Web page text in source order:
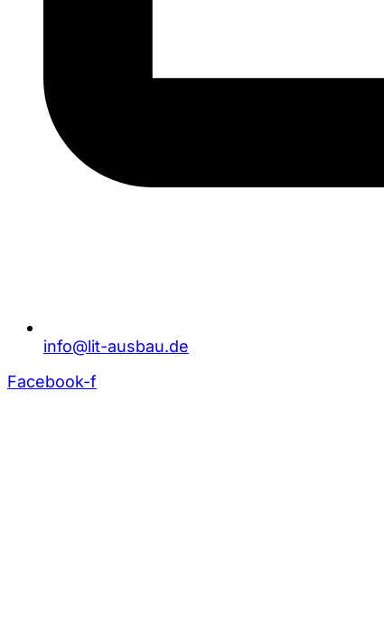
info@lit-ausbau.de
Facebook-f